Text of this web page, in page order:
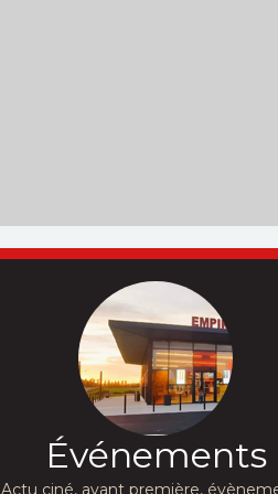
Événements
Actu ciné, avant première,